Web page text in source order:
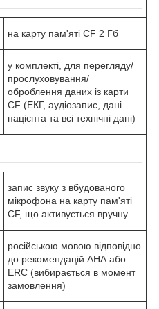
на карту пам'яті CF 2 Гб
у комплекті, для перегляду/
прослуховування/
оброблення даних із карти
CF (ЕКГ, аудіозапис, дані
пацієнта та всі технічні дані)
запис звуку з вбудованого
мікрофона на карту пам'яті
CF, що активується вручну
російською мовою відповідно
до рекомендацій АНА або
ERC (вибирається в момент
замовлення)